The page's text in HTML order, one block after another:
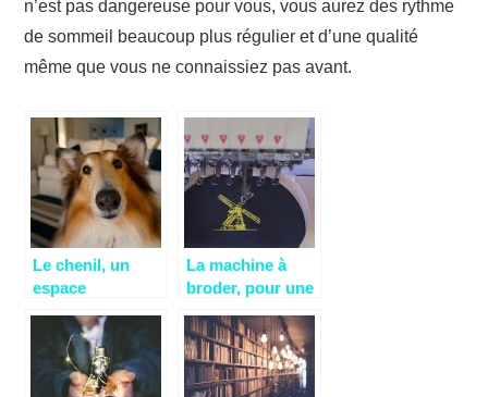
n’est pas dangereuse pour vous, vous aurez des rythme
de sommeil beaucoup plus régulier et d’une qualité
même que vous ne connaissiez pas avant.
Le chenil, un
espace
votre chien
La machine à
broder, pour une
de broderie